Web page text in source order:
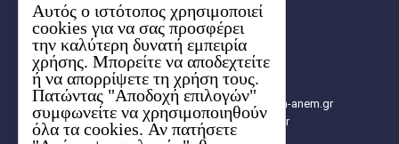
6ο χλμ. Χαριλάου-Θέρμης
57001 Θέρμη, Θεσσαλονίκης
Aρ. ΓΕΜΗ: 154627704000
2310 480.000
2310 480.003
info[at]e-kepa.gr, info[at]2014-2020.kepa-anem.gr
https://2014-2020.kepa-anem.gr
Αυτός ο ιστότοπος χρησιμοποιεί
cookies για να σας προσφέρει
την καλύτερη δυνατή εμπειρία
χρήσης. Μπορείτε να αποδεχτείτε
ή να απορρίψετε τη χρήση τους.
Πατώντας "Αποδοχή επιλογών"
συμφωνείτε να χρησιμοποιηθούν
όλα τα cookies. Αν πατήσετε